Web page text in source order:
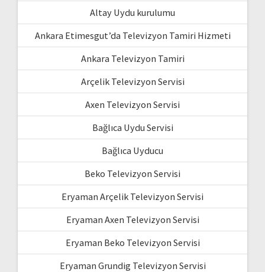
Altay Uydu kurulumu
Ankara Etimesgut’da Televizyon Tamiri Hizmeti
Ankara Televizyon Tamiri
Arçelik Televizyon Servisi
Axen Televizyon Servisi
Bağlıca Uydu Servisi
Bağlıca Uyducu
Beko Televizyon Servisi
Eryaman Arçelik Televizyon Servisi
Eryaman Axen Televizyon Servisi
Eryaman Beko Televizyon Servisi
Eryaman Grundig Televizyon Servisi